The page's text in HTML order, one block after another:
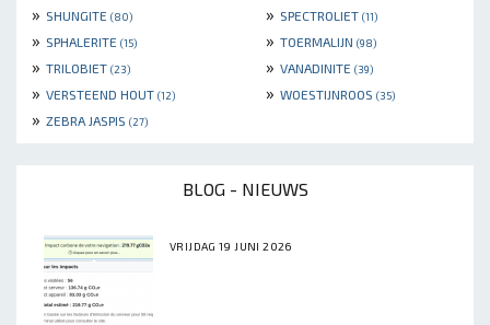
» SHUNGITE (80) » SPECTROLIET (11)
» SPHALERITE (15) » TOERMALIJN (98)
» TRILOBIET (23) » VANADINITE (39)
» VERSTEEND HOUT (12) » WOESTIJNROOS (35)
» ZEBRA JASPIS (27)
BLOG - NIEUWS
VRIJDAG 19 JUNI 2026